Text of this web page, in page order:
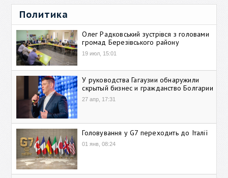
Политика
Олег Радковський зустрівся з головами
громад Березівського району
19 июл, 15:01
У руководства Гагаузии обнаружили
скрытый бизнес и гражданство Болгарии
27 апр, 17:31
Головування у G7 переходить до Італії
01 янв, 08:24